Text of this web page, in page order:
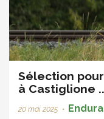
Sélection
à Castiglione
20 mai 2025 •